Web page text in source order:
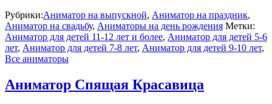
Рубрики:Аниматор на выпускной, Аниматор на праздник,
Аниматор на свадьбу, Аниматоры на день рождения Метки:
Аниматор для детей 11-12 лет и более, Аниматор для детей 5-6
лет, Аниматор для детей 7-8 лет, Аниматор для детей 9-10 лет,
Все аниматоры
Аниматор Спящая Красавица